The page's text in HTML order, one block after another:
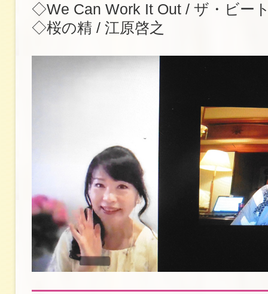
◇We Can Work It Out / ザ・ビー
◇桜の精 / 江原啓之